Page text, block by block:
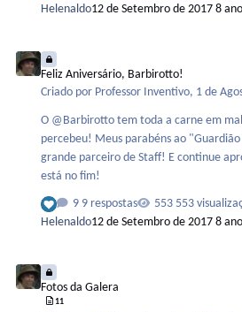
Helenaldo12 de Setembro de 20178
Feliz Aniversário, Barbirotto!
Criado por Professor Inventivo, 1 de
O @Barbirotto tem toda a carne em
percebeu! Meus parabéns ao "Guardião do Terreno Baldio", nosso
grande parceiro de Staff! E continue aproveitando seu dia que já
está no fim!
9 respostas
553
Helenaldo12 de Setembro de 20178
Fotos da Galera
11